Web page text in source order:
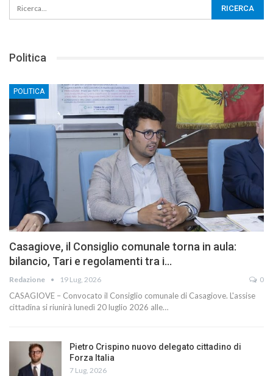
Politica
POLITICA
Casagiove, il Consiglio comunale torna in aula:
bilancio, Tari e regolamenti tra i…
Redazione 19 Lug, 2026 0
CASAGIOVE – Convocato il Consiglio comunale di Casagiove. L'assise
cittadina si riunirà lunedì 20 luglio 2026 alle…
Pietro Crispino nuovo delegato cittadino di
Forza Italia
7 Lug, 2026